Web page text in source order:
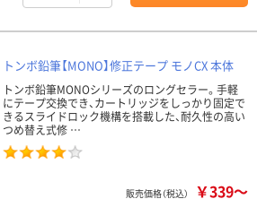
トンボ鉛筆【MONO】修正テープ モノCX 本体
トンボ鉛筆MONOシリーズのロングセラー。手軽
にテープ交換でき、カートリッジをしっかり固定で
きるスライドロック機構を搭載した、耐久性の高い
つめ替え式修 …
販売価格（税込） ￥339～